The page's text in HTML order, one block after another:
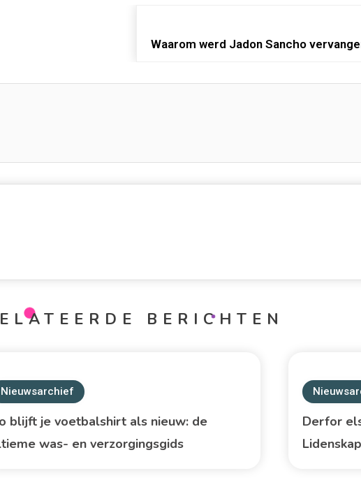
Waarom werd Jadon Sancho
BERICHTEN
Nieuwsarchief
blijft je voetbalshirt als nieuw: de
was- en verzorgingsgids
Derfor